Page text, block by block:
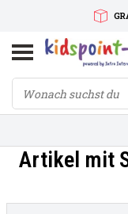
Artikel mit